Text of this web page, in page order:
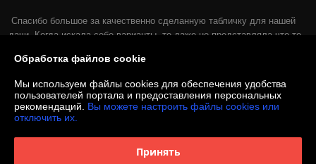
Спасибо большое за качественно сделанную табличку для нашей
дачи. Когда искала себе варианты, то даже не представляла что-то
остались невероятно довольны. Адресная табличка просто огонь!
Сделка подтверждена через корзину
24.02.2025
Покупатель
Обработка файлов cookie
Мы используем файлы cookies для обеспечения удобства
пользователей портала и предоставления персональных
рекомендаций. Вы можете настроить файлы cookies или
отключить их.
Принять